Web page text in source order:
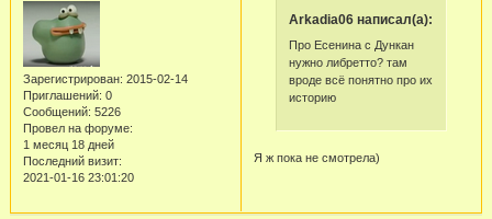
Зарегистрирован: 2015-02-14
Приглашений: 0
Сообщений: 5226
Провел на форуме:
1 месяц 18 дней
Последний визит:
2021-01-16 23:01:20
Arkadia06 написал(а):
Про Есенина с Дункан
нужно либретто? там
вроде всё понятно про их
историю
Я ж пока не смотрела)